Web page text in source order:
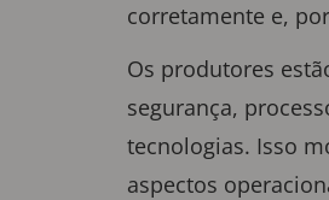
corretamente e,
Os produtores
segurança,
tecnologias. Isso
aspectos